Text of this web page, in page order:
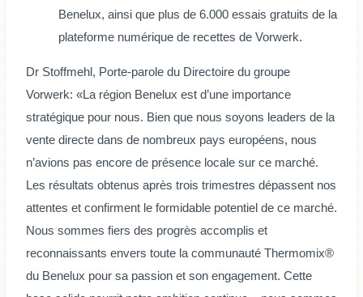
Benelux, ainsi que plus de 6.000 essais gratuits de la
plateforme numérique de recettes de Vorwerk.
Dr Stoffmehl, Porte-parole du Directoire du groupe
Vorwerk: «La région Benelux est d’une importance
stratégique pour nous. Bien que nous soyons leaders de la
vente directe dans de nombreux pays européens, nous
n’avions pas encore de présence locale sur ce marché.
Les résultats obtenus après trois trimestres dépassent nos
attentes et confirment le formidable potentiel de ce marché.
Nous sommes fiers des progrès accomplis et
reconnaissants envers toute la communauté Thermomix®
du Benelux pour sa passion et son engagement. Cette